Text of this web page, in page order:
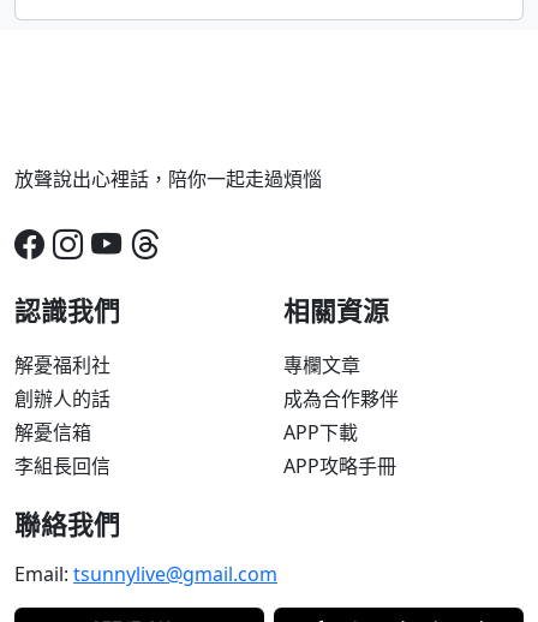
放聲說出心裡話，陪你一起走過煩惱
認識我們
解憂福利社
創辦人的話
解憂信箱
李組長回信
相關資源
專欄文章
成為合作夥伴
APP下載
APP攻略手冊
聯絡我們
Email: tsunnylive@gmail.com